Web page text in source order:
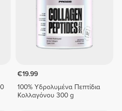
€19.99
100% Υδρολυμένα Πεπτίδια
Κολλαγόνου 300 g